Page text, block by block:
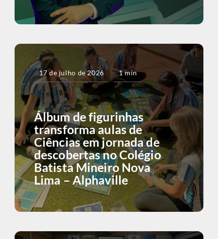
17 de julho de 2026 1 min
Álbum de figurinhas
transforma aulas de
Ciências em jornada de
descobertas no Colégio
Batista Mineiro Nova
Lima – Alphaville